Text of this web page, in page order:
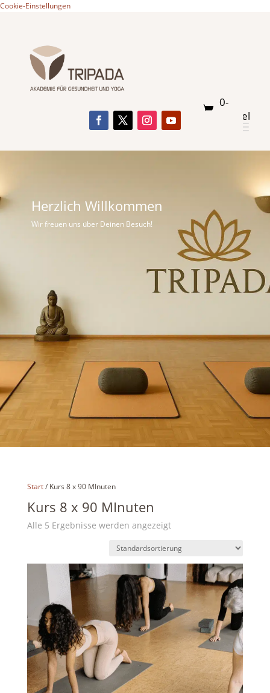
Cookie-Einstellungen
0-
Artikel
Herzlich Willkommen
Wir freuen uns über Deinen Besuch!
Start/ Kurs 8 x 90 MInuten
Kurs 8 x 90 MInuten
Alle 5 Ergebnisse werden angezeigt